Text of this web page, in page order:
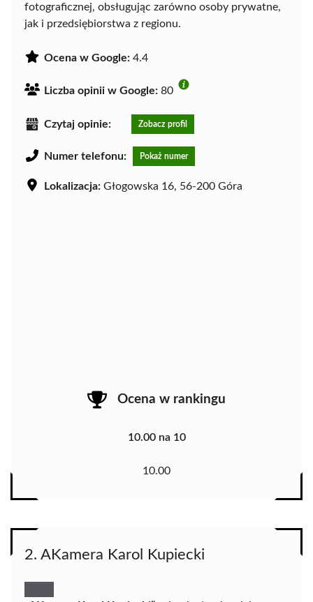
fotograficznej, obsługując zarówno osoby prywatne,
jak i przedsiębiorstwa z regionu.
Ocena w Google: 4.4
Liczba opinii w Google: 80
Czytaj opinie: Zobacz profil
Numer telefonu: Pokaż numer
Lokalizacja: Głogowska 16, 56-200 Góra
Ocena w rankingu
10.00 na 10
10.00
2. AKamera Karol Kupiecki